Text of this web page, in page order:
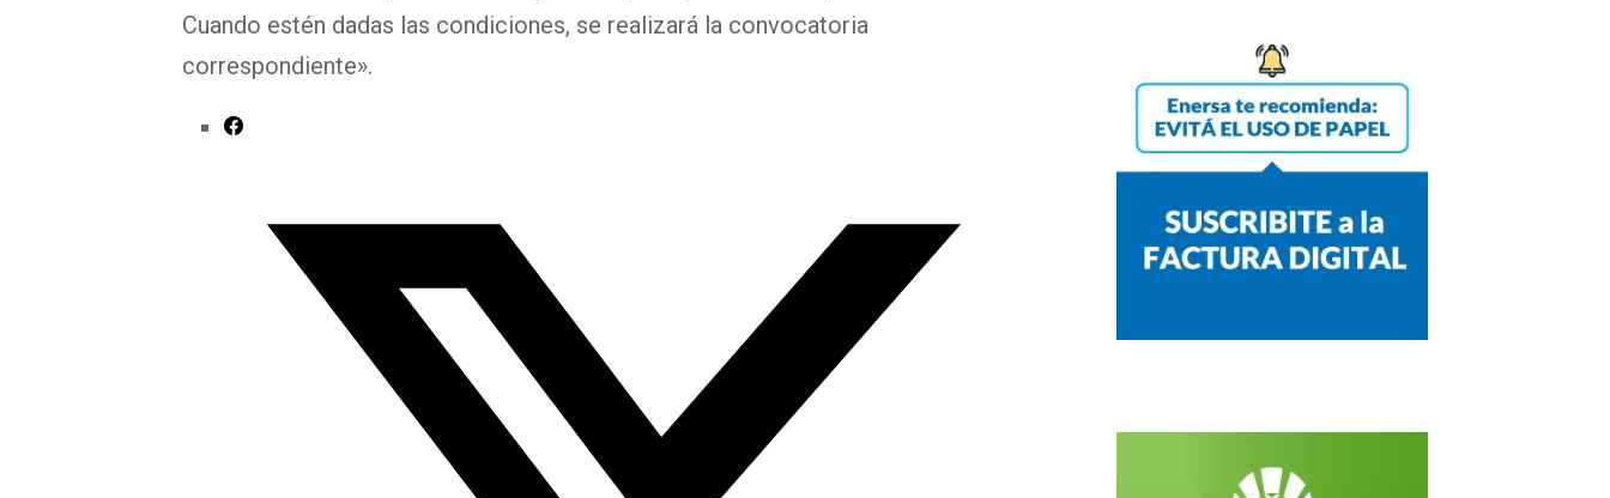
Cuando estén dadas las condiciones, se realizará la convocatoria
correspondiente».